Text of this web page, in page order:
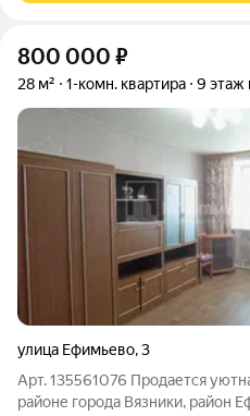
800 000 ₽
28 м² 1-комн. квартира 9 этаж
улица Ефимьево,3
Арт. 135561076 Продается
районе города Вязники, район